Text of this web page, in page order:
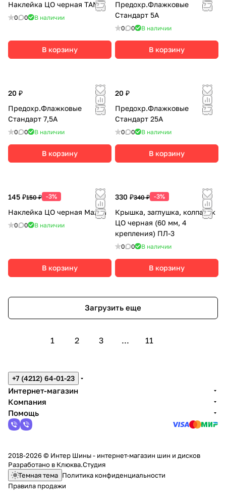
Наклейка ЦО черная TANK
0 0 В наличии
В корзину
Предохр.Флажковые
Стандарт 5А
0 0 В наличии
В корзину
20 ₽
Предохр.Флажковые
Стандарт 7,5А
0 0 В наличии
В корзину
20 ₽
Предохр.Флажковые
Стандарт 25А
0 0 В наличии
В корзину
145 ₽150 ₽ -3%
Наклейка ЦО черная Mazda
0 0 В наличии
В корзину
330 ₽340 ₽ -3%
Крышка, заглушка, колпачок
ЦО черная (60 мм, 4
крепления) ПЛ-3
0 0 В наличии
В корзину
Загрузить еще
1 2 3 ... 11
+7 (4212) 64-01-23
Интернет-магазин
Компания
Помощь
2018-2026 © Интер Шины - интернет-магазин шин и дисков
Разработано в Клюква.Студия
Темная тема Политика конфиденциальности
Правила продажи